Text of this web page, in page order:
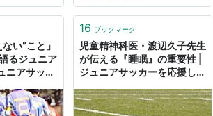
い”こと」
るジュニア
ニアサッカ
16 ブックマーク
児童精神科医・渡辺久子先生
が伝える『睡眠』の重要性 |
ジュニアサッカーを応援しよ